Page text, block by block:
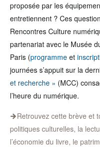
proposée par les
entretiennent ? Ces
Rencontres Culture
partenariat avec le Musée
Paris (programme et
journées s’appuit sur la
et recherche » (MCC)
l’heure du numérique.
Retrouvez cette brève et
politiques culturelles, la
l’économie du livre, le